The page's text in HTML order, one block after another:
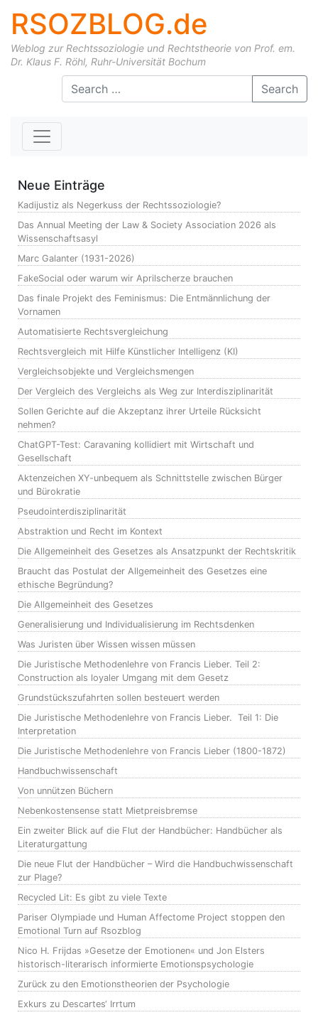
RSOZBLOG.de
Weblog zur Rechtssoziologie und Rechtstheorie von Prof. em.
Dr. Klaus F. Röhl, Ruhr-Universität Bochum
Skip to content Search
Neue Einträge
Kadijustiz als Negerkuss der Rechtssoziologie?
Das Annual Meeting der Law & Society Association 2026 als
Wissenschaftsasyl
Marc Galanter (1931-2026)
FakeSocial oder warum wir Aprilscherze brauchen
Das finale Projekt des Feminismus: Die Entmännlichung der
Vornamen
Automatisierte Rechtsvergleichung
Rechtsvergleich mit Hilfe Künstlicher Intelligenz (KI)
Vergleichsobjekte und Vergleichsmengen
Der Vergleich des Vergleichs als Weg zur Interdisziplinarität
Sollen Gerichte auf die Akzeptanz ihrer Urteile Rücksicht
nehmen?
ChatGPT-Test: Caravaning kollidiert mit Wirtschaft und
Gesellschaft
Aktenzeichen XY-unbequem als Schnittstelle zwischen Bürger
und Bürokratie
Pseudointerdisziplinarität
Abstraktion und Recht im Kontext
Die Allgemeinheit des Gesetzes als Ansatzpunkt der Rechtskritik
Braucht das Postulat der Allgemeinheit des Gesetzes eine
ethische Begründung?
Die Allgemeinheit des Gesetzes
Generalisierung und Individualisierung im Rechtsdenken
Was Juristen über Wissen wissen müssen
Die Juristische Methodenlehre von Francis Lieber. Teil 2:
Construction als loyaler Umgang mit dem Gesetz
Grundstückszufahrten sollen besteuert werden
Die Juristische Methodenlehre von Francis Lieber. Teil 1: Die
Interpretation
Die Juristische Methodenlehre von Francis Lieber (1800-1872)
Handbuchwissenschaft
Von unnützen Büchern
Nebenkostensense statt Mietpreisbremse
Ein zweiter Blick auf die Flut der Handbücher: Handbücher als
Literaturgattung
Die neue Flut der Handbücher – Wird die Handbuchwissenschaft
zur Plage?
Recycled Lit: Es gibt zu viele Texte
Pariser Olympiade und Human Affectome Project stoppen den
Emotional Turn auf Rsozblog
Nico H. Frijdas »Gesetze der Emotionen« und Jon Elsters
historisch-literarisch informierte Emotionspsychologie
Zurück zu den Emotionstheorien der Psychologie
Exkurs zu Descartes‘ Irrtum